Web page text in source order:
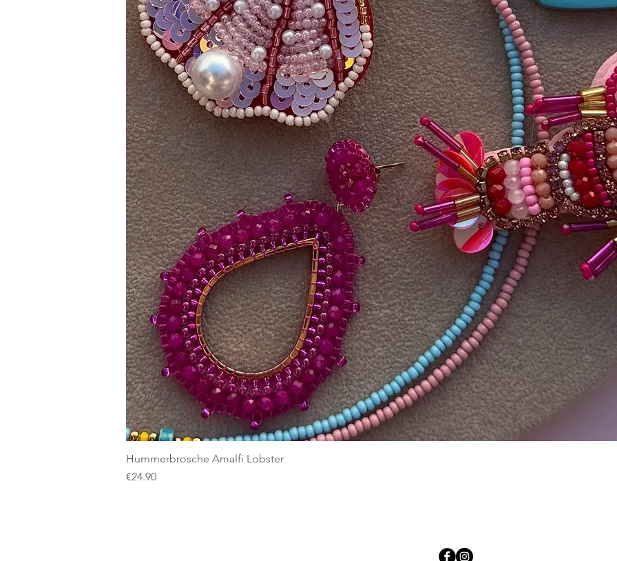
Hummerbrosche Amalfi Lobster
Price
€24.90